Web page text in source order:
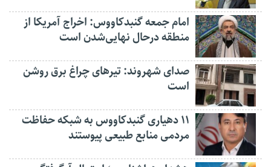
امام جمعه گنبدکاووس: اخراج آمریکا از
منطقه درحال نهایی‌شدن است
صدای شهروند: تیرهای چراغ برق روشن
است
۱۱ دهیاری گنبدکاووس به شبکه حفاظت
مردمی منابع طبیعی پیوستند